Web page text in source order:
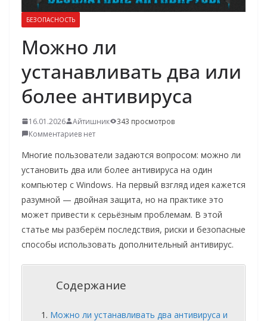
БЕЗОПАСНОСТЬ
Можно ли
устанавливать два или
более антивируса
16.01.2026 Айтишник
343 просмотров
Комментариев нет
Многие пользователи задаются вопросом: можно ли
установить два или более антивируса на один
компьютер с Windows. На первый взгляд идея кажется
разумной — двойная защита, но на практике это
может привести к серьёзным проблемам. В этой
статье мы разберём последствия, риски и безопасные
способы использовать дополнительный антивирус.
Содержание
Можно ли устанавливать два антивируса и